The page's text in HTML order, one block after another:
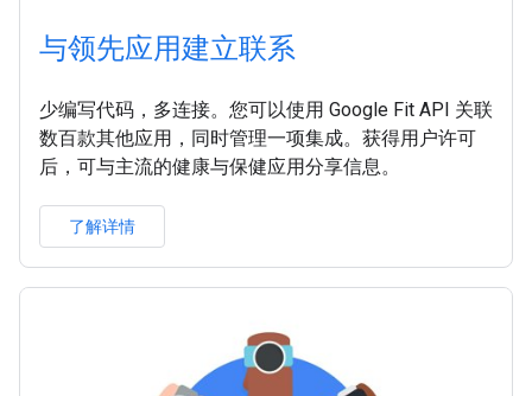
与领先应用建立联系
少编写代码，多连接。您可以使用 Google Fit API 关联
数百款其他应用，同时管理一项集成。获得用户许可
后，可与主流的健康与保健应用分享信息。
了解详情